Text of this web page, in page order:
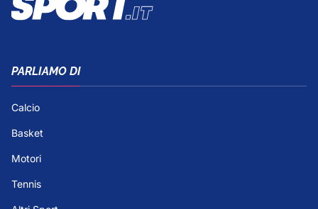
PARLIAMO DI
Calcio
Basket
Motori
Tennis